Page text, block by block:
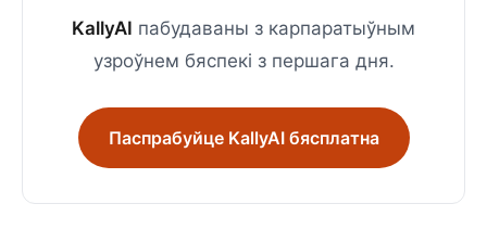
KallyAI пабудаваны з карпаратыўным
узроўнем бяспекі з першага дня.
Паспрабуйце KallyAI бясплатна